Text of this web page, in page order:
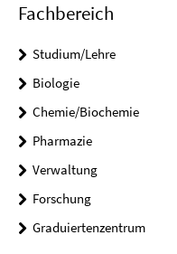
Fachbereich
Studium/Lehre
Biologie
Chemie/Biochemie
Pharmazie
Verwaltung
Forschung
Graduiertenzentrum